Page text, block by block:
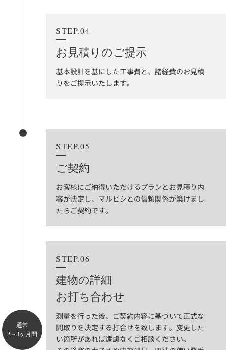
STEP.04
お見積りのご提示
基本設計を基にした工事費と、諸経費のお見積
りをご提示いたします。
通常
2～3ヶ月間
STEP.05
ご契約
お客様にご納得いただけるプランとお見積り内
容が決定し、マルビシとの信頼関係が築けまし
たらご契約です。
STEP.06
建物の詳細
お打ち合わせ
測量を行った後、ご契約内容に基づいて正式な
間取りを決定する打合せを致します。変更した
い箇所があれば遠慮なくご相談ください。